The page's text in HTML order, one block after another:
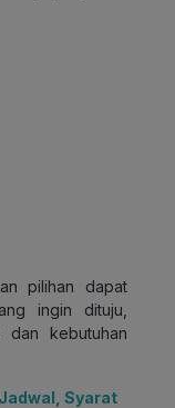
pilihan dapat
ingin dituju,
kebutuhan
Syarat